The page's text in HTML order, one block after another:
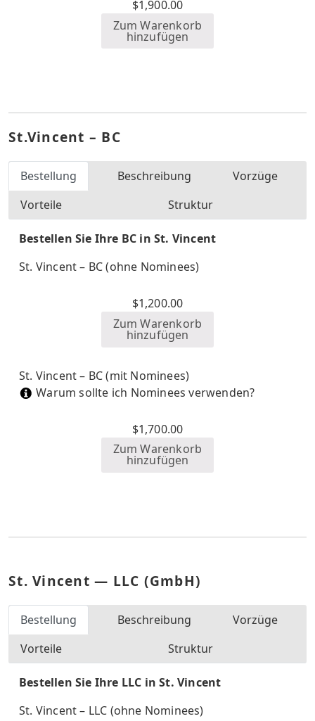
$1,900.00
Zum Warenkorb
hinzufügen
St.Vincent – BC
Bestellung Beschreibung
Vorzüge
Vorteile
Struktur
Bestellen Sie Ihre BC in St. Vincent
St. Vincent – BC (ohne Nominees)
$1,200.00
Zum Warenkorb
hinzufügen
St. Vincent – BC (mit Nominees)
Warum sollte ich Nominees verwenden?
$1,700.00
Zum Warenkorb
hinzufügen
St. Vincent — LLC (GmbH)
Bestellung Beschreibung
Vorzüge
Vorteile
Struktur
Bestellen Sie Ihre LLC in St. Vincent
St. Vincent – LLC (ohne Nominees)